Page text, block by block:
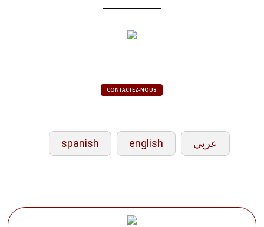
CONTACTEZ-NOUS
spanish english عربي